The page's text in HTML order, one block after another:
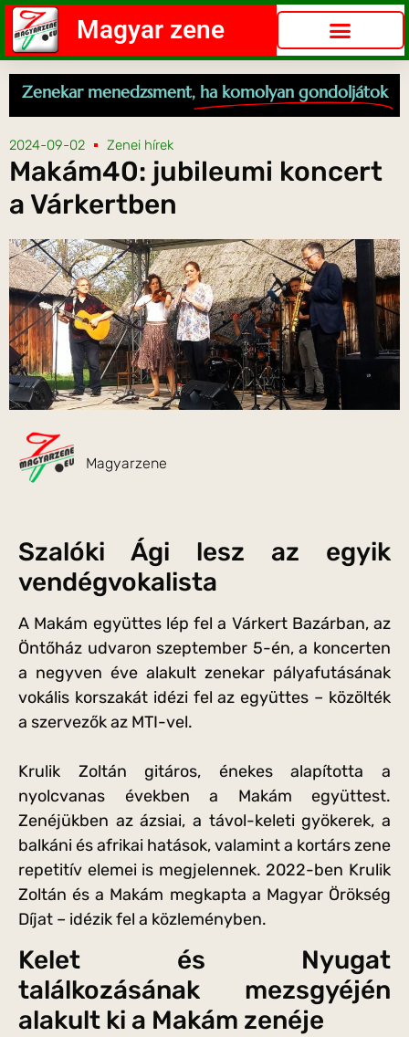
Magyar zene
Zenekar menedzsment, ha komolyan gondoljátok
2024-09-02 Zenei hírek
Makám40: jubileumi koncert
a Várkertben
Magyarzene
Szalóki Ági lesz az egyik
vendégvokalista
A Makám együttes lép fel a Várkert Bazárban, az
Öntőház udvaron szeptember 5-én, a koncerten
a negyven éve alakult zenekar pályafutásának
vokális korszakát idézi fel az együttes – közölték
a szervezők az MTI-vel.
Krulik Zoltán gitáros, énekes alapította a
nyolcvanas években a Makám együttest.
Zenéjükben az ázsiai, a távol-keleti gyökerek, a
balkáni és afrikai hatások, valamint a kortárs zene
repetitív elemei is megjelennek. 2022-ben Krulik
Zoltán és a Makám megkapta a Magyar Örökség
Díjat – idézik fel a közleményben.
Kelet és Nyugat
találkozásának mezsgyéjén
alakult ki a Makám zenéje